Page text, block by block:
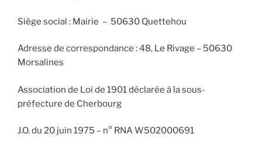
Siège social : Mairie – 50630 Quettehou
Adresse de correspondance : 48, Le Rivage – 50630
Morsalines
Association de Loi de 1901 déclarée à la sous-
préfecture de Cherbourg
J.O. du 20 juin 1975 – n° RNA W502000691